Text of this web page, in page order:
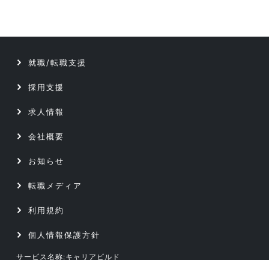
Webエンジニア
プリセールス
テクニカルサポート／ヘルプデスク
データベース／セキュリティエンジニア
アプリケーションエンジニア
Webエンジニア
就職/転職支援
採用支援
求人情報
会社概要
お知らせ
転職メディア
利用規約
個人情報保護方針
サービス名称:キャリアビルド